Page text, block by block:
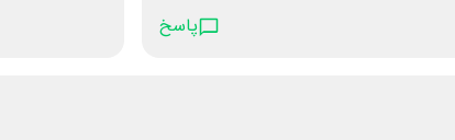
پاسخ